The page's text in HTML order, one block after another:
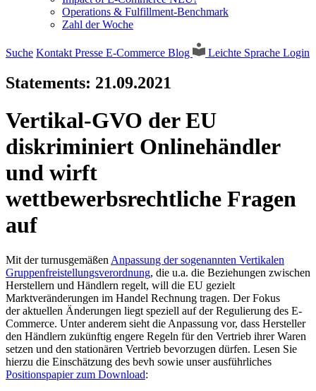
Operations & Fulfillment-Benchmark
Zahl der Woche
Suche Kontakt Presse E-Commerce Blog Leichte Sprache Login
Statements: 21.09.2021
Vertikal-GVO der EU
diskriminiert Onlinehändler
und wirft
wettbewerbsrechtliche Fragen
auf
Mit der turnusgemäßen Anpassung der sogenannten Vertikalen
Gruppenfreistellungsverordnung, die u.a. die Beziehungen zwischen
Herstellern und Händlern regelt, will die EU gezielt
Marktveränderungen im Handel Rechnung tragen. Der Fokus
der aktuellen Änderungen liegt speziell auf der Regulierung des E-
Commerce. Unter anderem sieht die Anpassung vor, dass Hersteller
den Händlern zukünftig engere Regeln für den Vertrieb ihrer Waren
setzen und den stationären Vertrieb bevorzugen dürfen. Lesen Sie
hierzu die Einschätzung des bevh sowie unser ausführliches
Positionspapier zum Download: